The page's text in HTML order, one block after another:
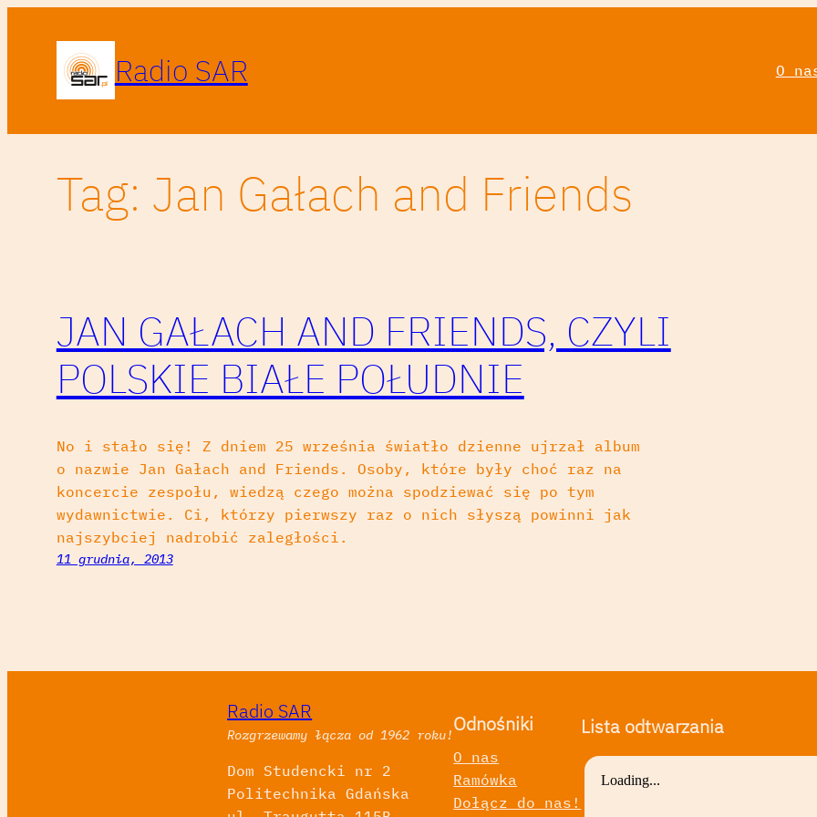
Radio SAR O
Tag: Jan Gałach and Friends
JAN GAŁACH AND FRIENDS, CZYLI
POLSKIE BIAŁE POŁUDNIE
No i stało się! Z dniem 25 września światło dzienne ujrzał album
o nazwie Jan Gałach and Friends. Osoby, które były choć raz na
koncercie zespołu, wiedzą czego można spodziewać się po tym
wydawnictwie. Ci, którzy pierwszy raz o nich słyszą powinni jak
najszybciej nadrobić zaległości.
11 grudnia, 2013
Radio SAR
Rozgrzewamy łącza od 1962 roku!
Dom Studencki nr 2
Politechnika Gdańska
Odnośniki
O nas
Ramówka
Dołącz do nas!
Lista odtwarzania